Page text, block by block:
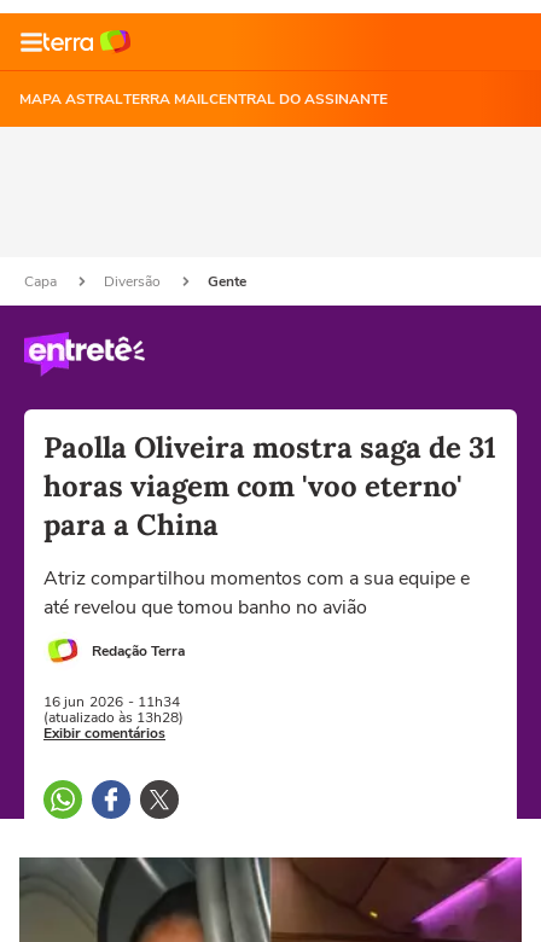
MAPA ASTRALTERRA MAILCENTRAL DO ASSINANTE
Capa Diversão Gente
Paolla Oliveira mostra saga de 31
horas viagem com 'voo eterno'
para a China
Atriz compartilhou momentos com a sua equipe e
até revelou que tomou banho no avião
Redação Terra
16 jun 2026 - 11h34
(atualizado às 13h28)
Exibir comentários